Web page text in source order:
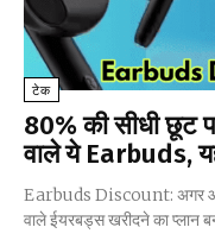
टेक
80% की सीधी छूट
वाले ये Earbuds,
Earbuds Discount: अगर
वाले ईयरबड्स खरीदने का प्लान